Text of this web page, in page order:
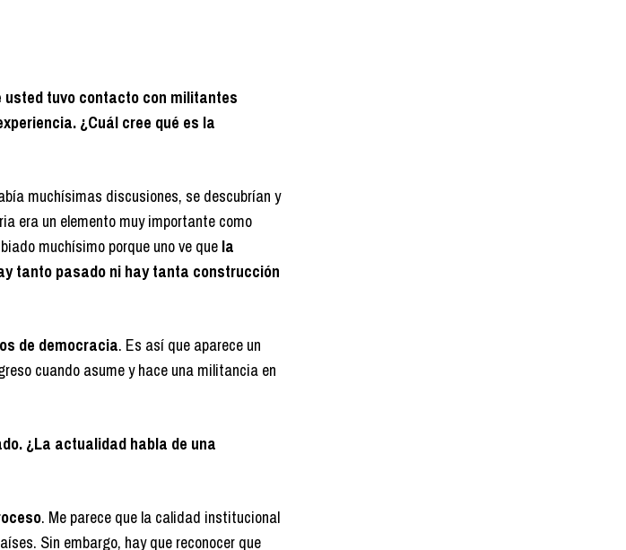
usted tuvo contacto con militantes
¿Cuál cree qué es la
muchísimas discusiones, se descubrían y
era un elemento muy importante como
muchísimo porque uno ve que la
tanto pasado ni hay tanta construcción
de democracia. Es así que aparece un
cuando asume y hace una militancia en
¿La actualidad habla de una
. Me parece que la calidad institucional
Sin embargo, hay que reconocer que